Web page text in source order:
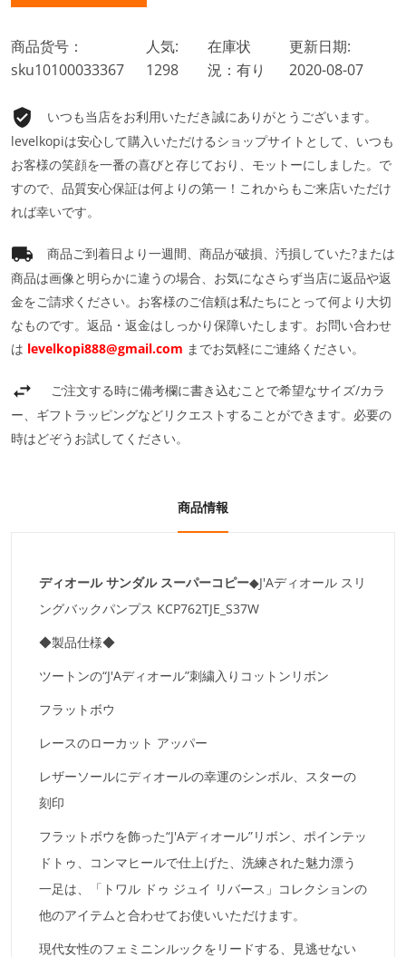
商品货号：
sku10100033367
人気:
1298
在庫状
況：有り
更新日期:
2020-08-07
いつも当店をお利用いただき誠にありがとうございます。
levelkopiは安心して購入いただけるショップサイトとして、いつも
お客様の笑顔を一番の喜びと存じており、モットーにしました。で
すので、品質安心保証は何よりの第一！これからもご来店いただけ
れば幸いです。
商品ご到着日より一週間、商品が破損、汚損していた?または
商品は画像と明らかに違うの場合、お気になさらず当店に返品や返
金をご請求ください。お客様のご信頼は私たちにとって何より大切
なものです。返品・返金はしっかり保障いたします。お問い合わせ
は levelkopi888@gmail.com までお気軽にご連絡ください。
ご注文する時に備考欄に書き込むことで希望なサイズ/カラ
ー、ギフトラッピングなどリクエストすることができます。必要の
時はどぞうお試してください。
商品情報
ディオール サンダル スーパーコピー◆J'Aディオール スリ
ングバックパンプス KCP762TJE_S37W
◆製品仕様◆
ツートンの“J'Aディオール”刺繍入りコットンリボン
フラットボウ
レースのローカット アッパー
レザーソールにディオールの幸運のシンボル、スターの
刻印
フラットボウを飾った“J'Aディオール”リボン、ポインテッ
ドトゥ、コンマヒールで仕上げた、洗練された魅力漂う
一足は、「トワル ドゥ ジュイ リバース」コレクションの
他のアイテムと合わせてお使いいただけます。
現代女性のフェミニンルックをリードする、見逃せない